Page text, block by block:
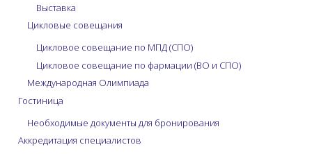
Выставка
Цикловые совещания
Цикловое совещание по МПД (СПО)
Цикловое совещание по фармации (ВО и СПО)
Международная Олимпиада
Гостиница
Необходимые документы для бронирования
Аккредитация специалистов